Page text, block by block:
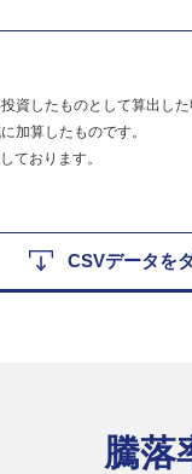
したものとして算出した
加算したものです。
ております。
CSVデータを
騰落